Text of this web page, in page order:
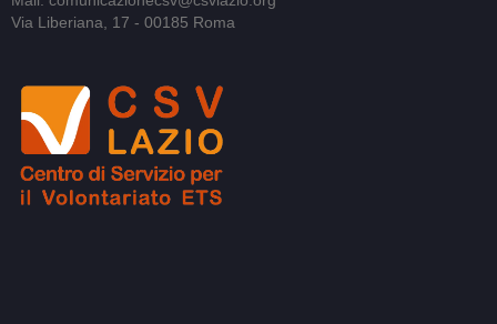
Via Liberiana, 17 - 00185 Roma